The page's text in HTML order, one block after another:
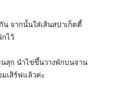
จากนั้นใส่เส้นสปาเก็ตตี้
ไว้
นสุก นำไข่ขึ้นวางพักบนจาน
เสิร์ฟแล้วค่ะ